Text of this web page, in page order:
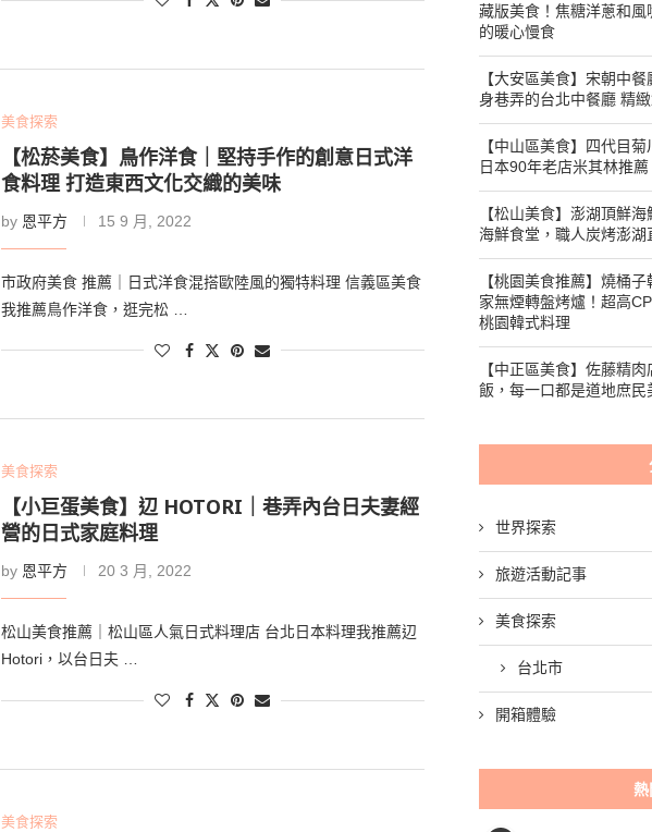
美食探索
【松菸美食】鳥作洋食｜堅持手作的創意日式洋
食料理 打造東西文化交織的美味
by 恩平方 15 9 月, 2022
市政府美食 推薦｜日式洋食混搭歐陸風的獨特料理 信義區美食
我推薦鳥作洋食，逛完松 …
美食探索
【小巨蛋美食】辺 HOTORI｜巷弄內台日夫妻經
營的日式家庭料理
by 恩平方 20 3 月, 2022
松山美食推薦｜松山區人氣日式料理店 台北日本料理我推薦辺
Hotori，以台日夫 …
美食探索
藏版美食！焦糖洋蔥和
的暖心慢食
【大安區美食】宋朝中
身巷弄的台北中餐廳 精
【中山區美食】四代目
日本90年老店米其林推
【松山美食】澎湖頂鮮
海鮮食堂，職人炭烤澎湖
【桃園美食推薦】燒桶
家無煙轉盤烤爐！超高
桃園韓式料理
【中正區美食】佐藤精
飯，每一口都是道地庶民
世界探索
旅遊活動記事
美食探索
台北市
開箱體驗